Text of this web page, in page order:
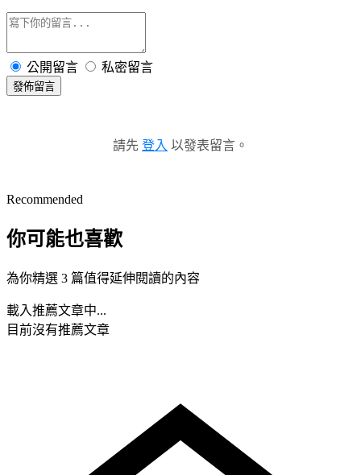
公開留言 私密留言
發佈留言
請先 登入 以發表留言。
Recommended
你可能也喜歡
為你精選 3 篇值得延伸閱讀的內容
載入推薦文章中...
目前沒有推薦文章